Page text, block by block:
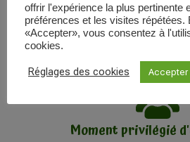
1 duo tressé
Corbeille et Plateau en
technique
Moment privilégié
offrir l'expérience la plus pertinente
préférences et les visites répétées.
«Accepter», vous consentez à
cookies.
Réglages des cookies Accepter